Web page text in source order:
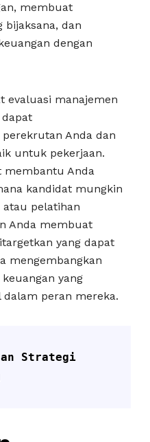
membuat
bijaksana, dan
dengan
evaluasi manajemen
dapat
Anda dan
untuk pekerjaan.
membantu Anda
kandidat mungkin
pelatihan
Anda membuat
yang dapat
mengembangkan
yang
peran mereka.
Strategi